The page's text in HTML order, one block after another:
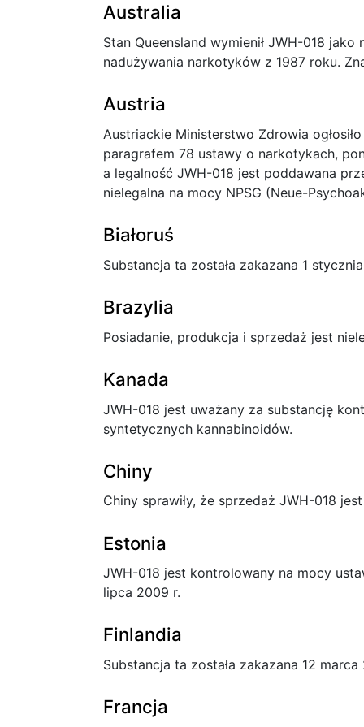
Australia
Stan Queensland wymienił JWH-018
nadużywania narkotyków z 1987 roku.
Austria
Austriackie Ministerstwo Zdrowia
paragrafem 78 ustawy o narkotykach,
a legalność JWH-018 jest poddawana
nielegalna na mocy NPSG (Neue-
Białoruś
Substancja ta została zakazana 1
Brazylia
Posiadanie, produkcja i sprzedaż jest
Kanada
JWH-018 jest uważany za substancję
syntetycznych kannabinoidów.
Chiny
Chiny sprawiły, że sprzedaż JWH-018
Estonia
JWH-018 jest kontrolowany na mocy
lipca 2009 r.
Finlandia
Substancja ta została zakazana 12 marca
Francja